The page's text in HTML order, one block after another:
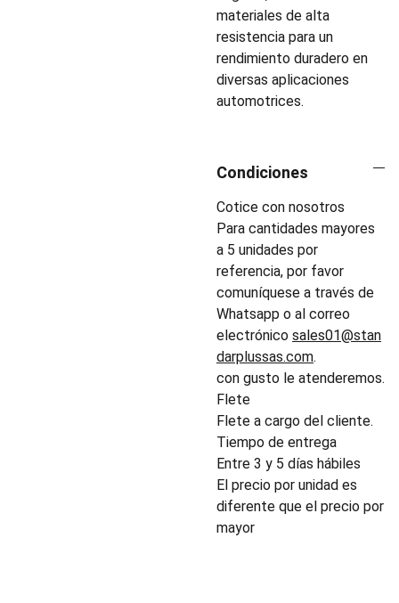
materiales de alta
resistencia para un
rendimiento duradero en
diversas aplicaciones
automotrices.
Condiciones
Cotice con nosotros
Para cantidades mayores
a 5 unidades por
referencia, por favor
comuníquese a través de
Whatsapp o al correo
electrónico sales01@stan
darplussas.com.
con gusto le atenderemos.
Flete
Flete a cargo del cliente.
Tiempo de entrega
Entre 3 y 5 días hábiles
El precio por unidad es
diferente que el precio por
mayor